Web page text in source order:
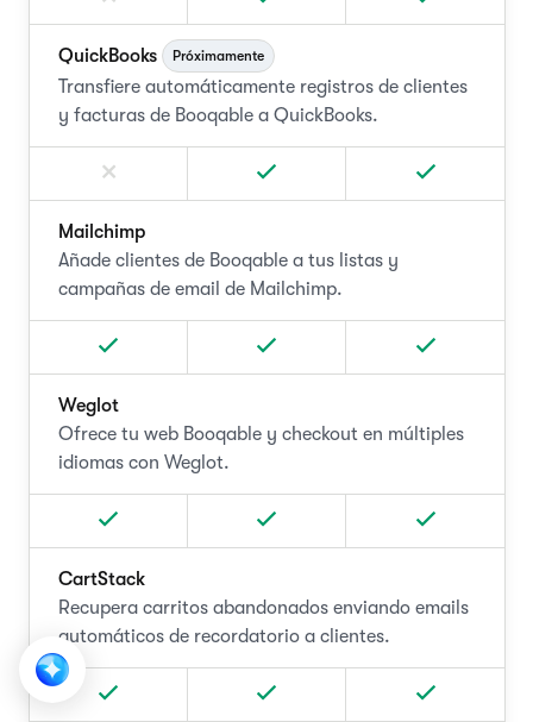
QuickBooks Próximamente
Transfiere automáticamente registros de clientes
y facturas de Booqable a QuickBooks.
Mailchimp
Añade clientes de Booqable a tus listas y
campañas de email de Mailchimp.
Weglot
Ofrece tu web Booqable y checkout en múltiples
idiomas con Weglot.
CartStack
Recupera carritos abandonados enviando emails
automáticos de recordatorio a clientes.